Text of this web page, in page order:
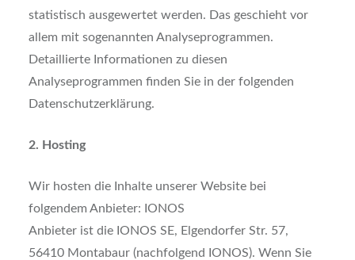
statistisch ausgewertet werden. Das geschieht vor
allem mit sogenannten Analyseprogrammen.
Detaillierte Informationen zu diesen
Analyseprogrammen finden Sie in der folgenden
Datenschutzerklärung.
2. Hosting
Wir hosten die Inhalte unserer Website bei
folgendem Anbieter: IONOS
Anbieter ist die IONOS SE, Elgendorfer Str. 57,
56410 Montabaur (nachfolgend IONOS). Wenn Sie